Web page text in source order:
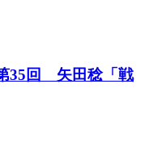
35回 矢田稔「戦